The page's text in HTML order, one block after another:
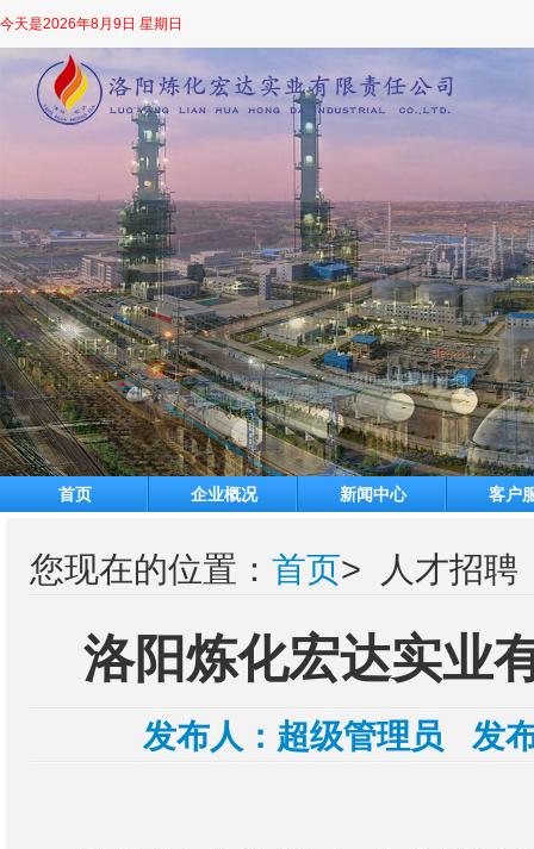
今天是2026年8月9日 星期日
首页 企业概况 新闻中心 客户
您现在的位置： 首页> 人才招聘
洛阳炼化宏达实业
发布人： 超级管理员 发